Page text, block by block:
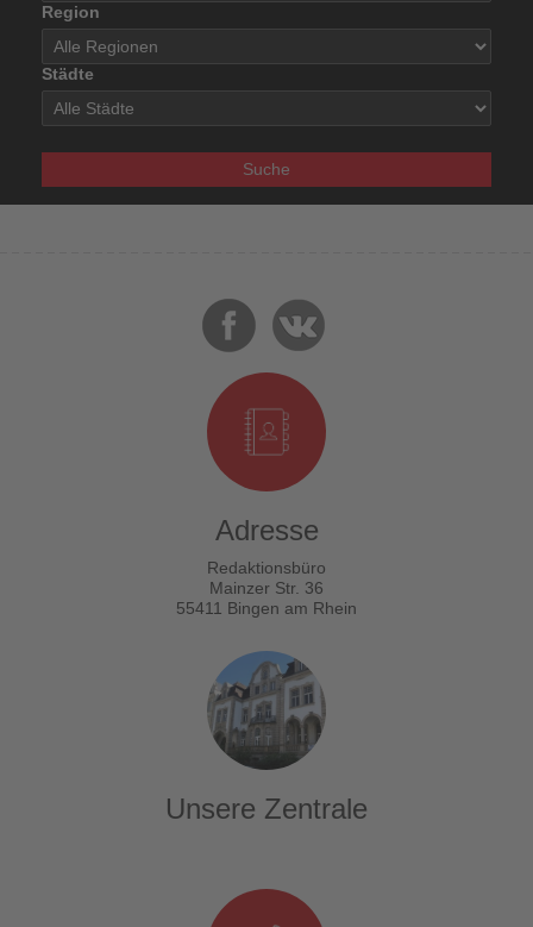
Region
Städte
Suche
Adresse
Redaktionsbüro
Mainzer Str. 36
55411 Bingen am Rhein
Unsere Zentrale